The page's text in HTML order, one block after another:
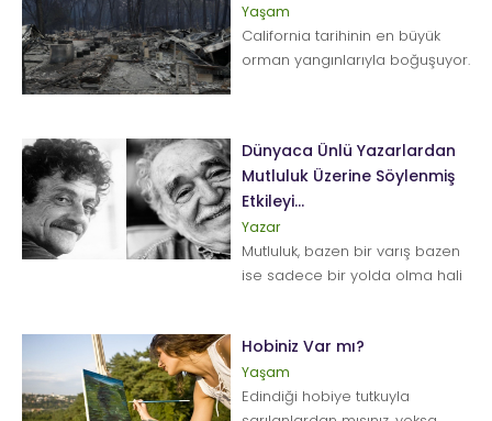
Yaşam
California tarihinin en büyük
orman yangınlarıyla boğuşuyor.
Dünyaca Ünlü Yazarlardan
Mutluluk Üzerine Söylenmiş
Etkileyi...
Yazar
Mutluluk, bazen bir varış bazen
ise sadece bir yolda olma hali
Hobiniz Var mı?
Yaşam
Edindiği hobiye tutkuyla